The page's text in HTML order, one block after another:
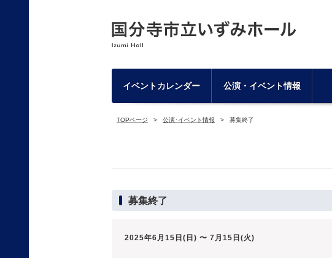
イベントカレンダー 公演・イベント情報
TOPページ 公演･イベント情報 募集終了
募集終了
2025年6月15日(日) 〜 7月15日(火)